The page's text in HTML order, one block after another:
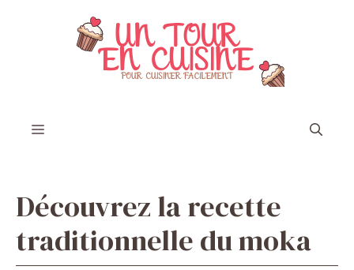
Menu
Découvrez la recette
traditionnelle du moka